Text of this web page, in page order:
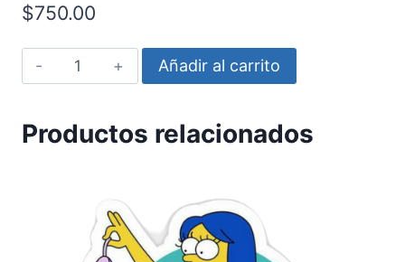
$750.00
Hermoso
asador
Añadir al carrito
Productos relacionados